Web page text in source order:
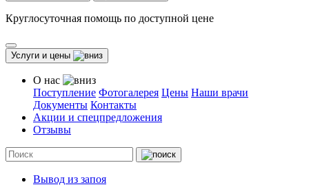
Круглосуточная помощь по доступной цене
Услуги и цены
О нас
Поступление Фотогалерея Цены Наши врачи
Документы Контакты
Акции и спецпредложения
Отзывы
Вывод из запоя